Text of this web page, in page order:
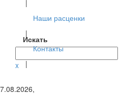
Искать
x
|
Наши расценки
|
Контакты
|
7.08.2026,